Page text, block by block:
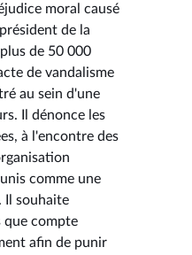
moral causé
de la
de 50 000
de vandalisme
au sein d'une
Il dénonce les
à l'encontre des
comme une
Il souhaite
que compte
afin de punir